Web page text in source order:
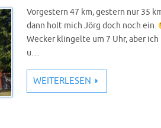
Vorgestern 47 km, gestern nur 35
dann holt mich Jörg doch noch ein.
Wecker klingelte um 7 Uhr, aber
u…
WEITERLESEN